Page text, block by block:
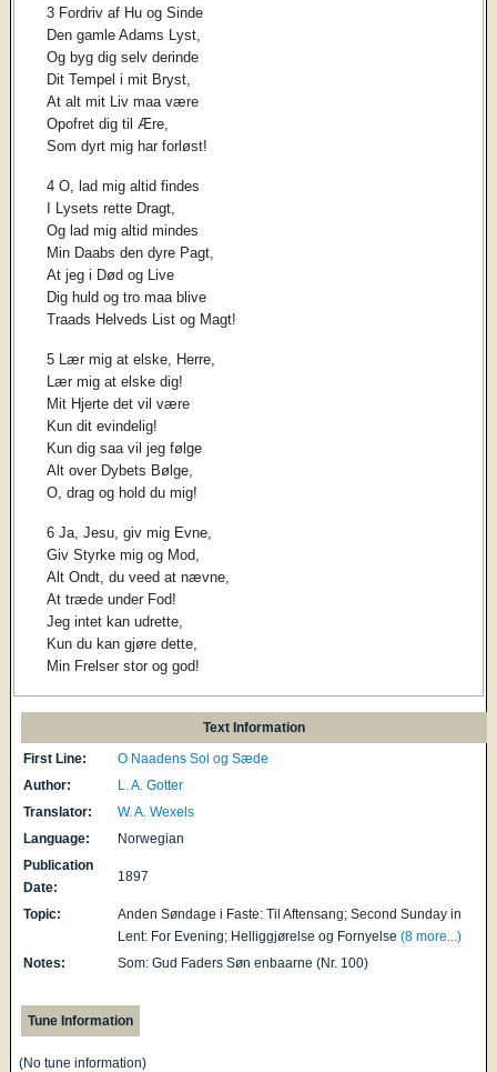
3 Fordriv af Hu og Sinde
Den gamle Adams Lyst,
Og byg dig selv derinde
Dit Tempel i mit Bryst,
At alt mit Liv maa være
Opofret dig til Ære,
Som dyrt mig har forløst!
4 O, lad mig altid findes
I Lysets rette Dragt,
Og lad mig altid mindes
Min Daabs den dyre Pagt,
At jeg i Død og Live
Dig huld og tro maa blive
Traads Helveds List og Magt!
5 Lær mig at elske, Herre,
Lær mig at elske dig!
Mit Hjerte det vil være
Kun dit evindelig!
Kun dig saa vil jeg følge
Alt over Dybets Bølge,
O, drag og hold du mig!
6 Ja, Jesu, giv mig Evne,
Giv Styrke mig og Mod,
Alt Ondt, du veed at nævne,
At træde under Fod!
Jeg intet kan udrette,
Kun du kan gjøre dette,
Min Frelser stor og god!
Text Information
First Line:
O Naadens Sol og Sæde
Author:
L. A. Gotter
Translator:
W. A. Wexels
Language:
Norwegian
Publication
Date:
1897
Topic:
Anden Søndage i Faste: Til Aftensang; Second Sunday in
Lent: For Evening; Helliggjørelse og Fornyelse (8 more...)
Notes:
Som: Gud Faders Søn enbaarne (Nr. 100)
Tune Information
(No tune information)